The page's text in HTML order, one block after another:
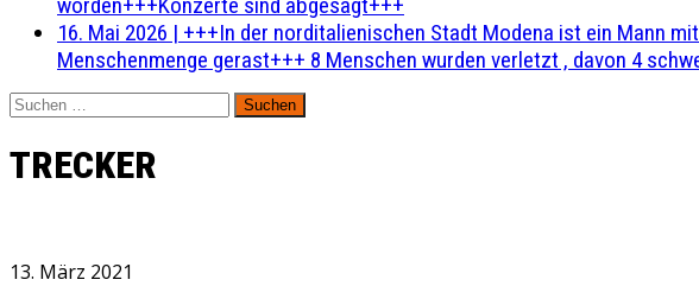
16. Mai 2026 | +++In der norditalienischen Stadt Modena ist ein Mann
Menschenmenge gerast+++ 8 Menschen wurden verletzt , davon 4
Suchen
nach:
TRECKER
13. März 2021